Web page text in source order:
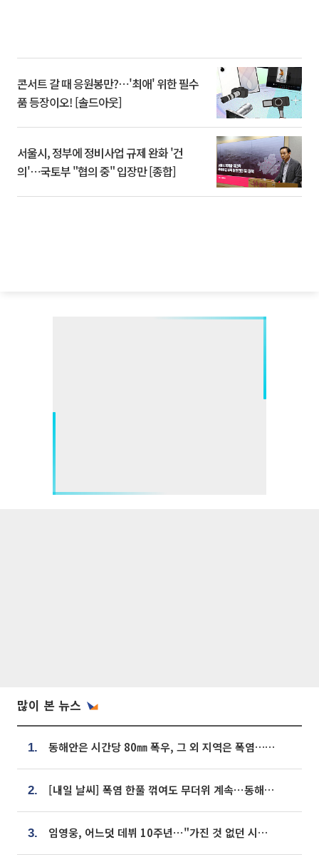
콘서트 갈 때 응원봉만?⋯'최애' 위한 필수
품 등장이오! [솔드아웃]
서울시, 정부에 정비사업 규제 완화 '건
의'⋯국토부 "협의 중" 입장만 [종합]
많이 본 뉴스
1. 동해안은 시간당 80㎜ 폭우, 그 외 지역은 폭염…‘극과 극 날씨’
2. [내일 날씨] 폭염 한풀 꺾여도 무더위 계속⋯동해안 이틀 연속 비
3. 임영웅, 어느덧 데뷔 10주년⋯"가진 것 없던 시절, 내 앞엔 20명의 팬뿐"